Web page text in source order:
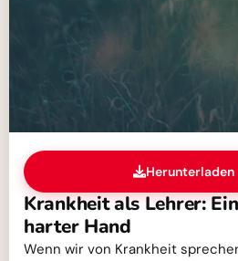
Herunterladen
Krankheit als Lehrer:
harter Hand
Wenn wir von Krankheit